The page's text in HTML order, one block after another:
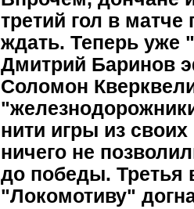
третий гол в матче
ждать. Теперь уже
Дмитрий Баринов
Соломон
нити игры из
ничего не
до победы. Третья
"Локомотиву"